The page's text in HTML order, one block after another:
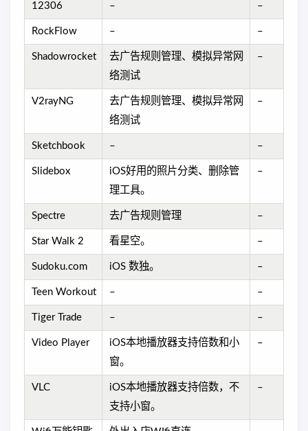
12306 – –
RockFlow – –
Shadowrocket
去广告规则管理、模拟异常网
络测试
–
V2rayNG
去广告规则管理、模拟异常网
络测试
–
Sketchbook – –
Slidebox
iOS好用的照片分类、删除管
理工具。
–
Spectre 去广告规则管理 –
Star Walk 2 看星空。 –
Sudoku.com iOS 数独。 –
Teen Workout – –
Tiger Trade – –
Video Player
iOS本地播放器支持倍数和小
窗。
–
VLC
iOS本地播放器支持倍数，不
支持小窗。
–